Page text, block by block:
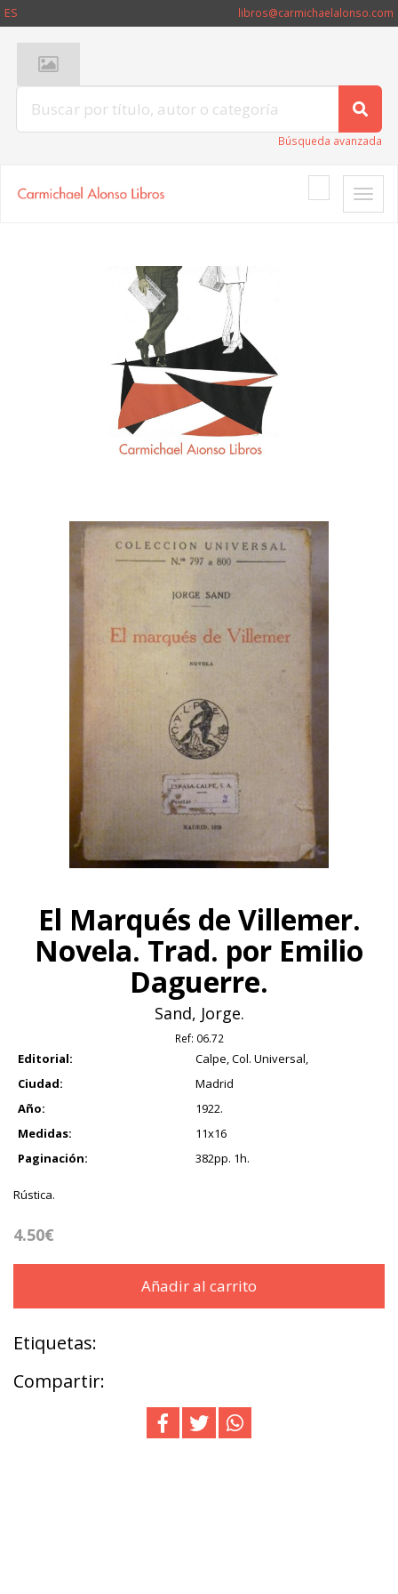
ES libros@carmichaelalonso.com
Búsqueda avanzada
Toggle
El Marqués de Villemer.
Novela. Trad. por Emilio
Daguerre.
Sand, Jorge.
Ref: 06.72
Editorial:
Calpe, Col. Universal,
Ciudad:
Madrid
Año:
1922.
Medidas:
11x16
Paginación:
382pp. 1h.
Rústica.
4.50€
Añadir al carrito
Etiquetas:
Compartir: